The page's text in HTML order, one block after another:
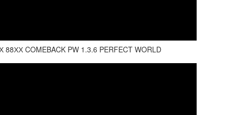
COMEBACK PW 1.3.6 PERFECT WORLD